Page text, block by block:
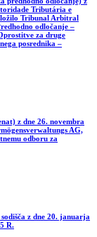
Tributária e
Tribunal Arbitral
odločanje –
za druge
posrednika –
z dne 26. novembra
AG,
odboru za
z dne 20. januarja
R.